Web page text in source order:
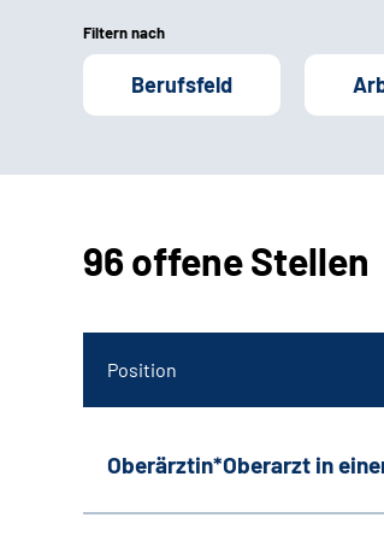
Filtern nach
Berufsfeld
96 offene Stellen
Position
Oberärztin*Oberarzt in